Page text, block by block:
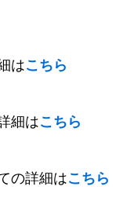
はこちら
細はこちら
の詳細はこちら